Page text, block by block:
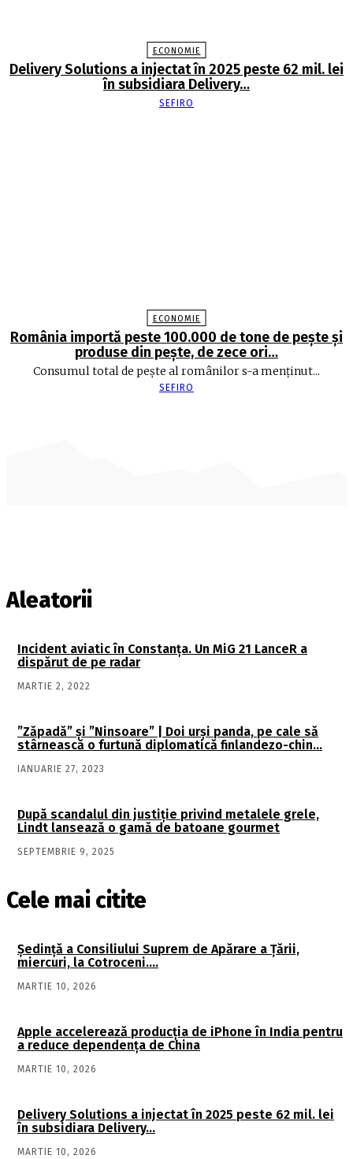
ECONOMIE
Delivery Solutions a injectat în 2025 peste 62 mil. lei
în subsidiara Delivery…
SEFIRO
ECONOMIE
România importă peste 100.000 de tone de peşte şi
produse din peşte, de zece ori…
Consumul total de peşte al ro­mâ­nilor s-a menţinut...
SEFIRO
Aleatorii
Incident aviatic în Constanţa. Un MiG 21 LanceR a
dispărut de pe radar
MARTIE 2, 2022
”Zăpadă” și ”Ninsoare” | Doi urși panda, pe cale să
stârnească o furtună diplomatică finlandezo-chin…
IANUARIE 27, 2023
După scandalul din justiție privind metalele grele,
Lindt lansează o gamă de batoane gourmet
SEPTEMBRIE 9, 2025
Cele mai citite
Şedinţă a Consiliului Suprem de Apărare a Ţării,
miercuri, la Cotroceni….
MARTIE 10, 2026
Apple accelerează producția de iPhone în India pentru
a reduce dependența de China
MARTIE 10, 2026
Delivery Solutions a injectat în 2025 peste 62 mil. lei
în subsidiara Delivery…
MARTIE 10, 2026